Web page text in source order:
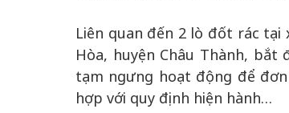
Liên quan đến 2 lò đốt rác tại
Hòa, huyện Châu Thành,
tạm ngưng hoạt động để
hợp với quy định hiện hành…